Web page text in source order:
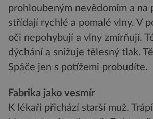
prohloubeným nevědomím a na
střídají rychlé a pomalé vlny. V
oči nepohybují a vlny zmírňují.
dýchání a snižuje tělesný tlak.
Spáče jen s potížemi probudíte.
Fabrika jako vesmír
K lékaři přichází starší muž.